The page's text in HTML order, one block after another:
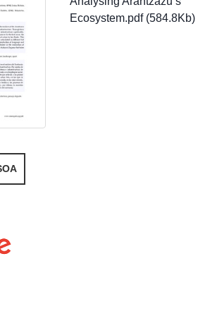
Ecosystem.pdf (584.8Kb)